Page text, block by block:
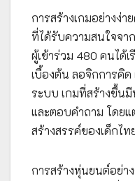
การสร้างเกมอย่างง่
ที่ได้รับความสนใจจา
ผู้เข้าร่วม 480 คนได้
เบื้องต้น ลอจิกการคิ
ระบบ เกมที่สร้างขึ้น
และตอบคำถาม โดยแ
สร้างสรรค์ของเด็กไท
การสร้างหุ่นยนต์อย่า